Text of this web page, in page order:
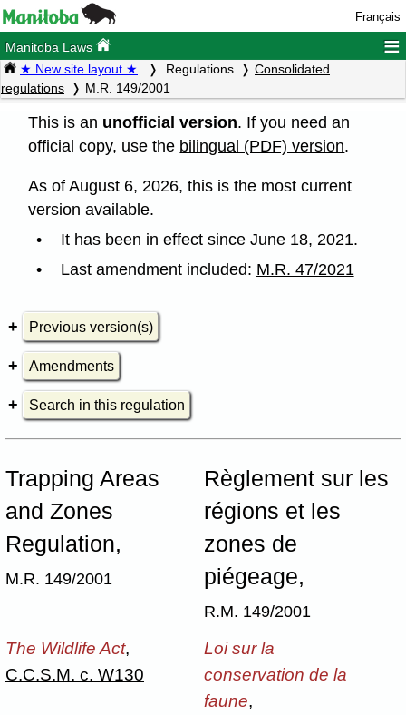
Français
Manitoba Laws ≡
★ New site layout ★ Regulations
Consolidated
regulations
M.R. 149/2001
This is an unofficial version. If you need an
official copy, use the bilingual (PDF) version.
As of August 6, 2026, this is the most current
version available.
It has been in effect since June 18, 2021.
Last amendment included: M.R. 47/2021
Previous version(s)
Amendments
Search in this regulation
Trapping Areas
and Zones
Regulation,
M.R. 149/2001
Règlement sur les
régions et les
zones de
piégeage,
R.M. 149/2001
The Wildlife Act,
C.C.S.M. c. W130
Loi sur la
conservation de la
faune,